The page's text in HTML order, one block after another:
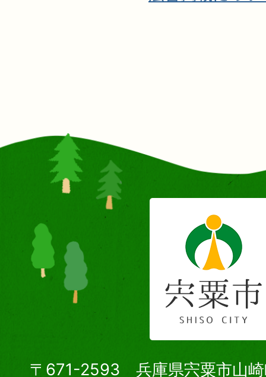
〒671-2593 兵庫県宍粟市山崎